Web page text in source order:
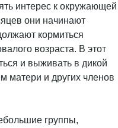
интерес к окружающей
они начинают
кормиться
возраста. В этот
и выживать в дикой
матери и других членов
группы,